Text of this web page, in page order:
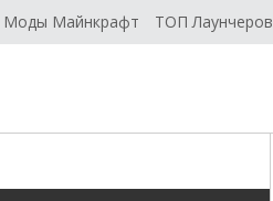
Моды Майнкрафт ТОП Лаунчеров